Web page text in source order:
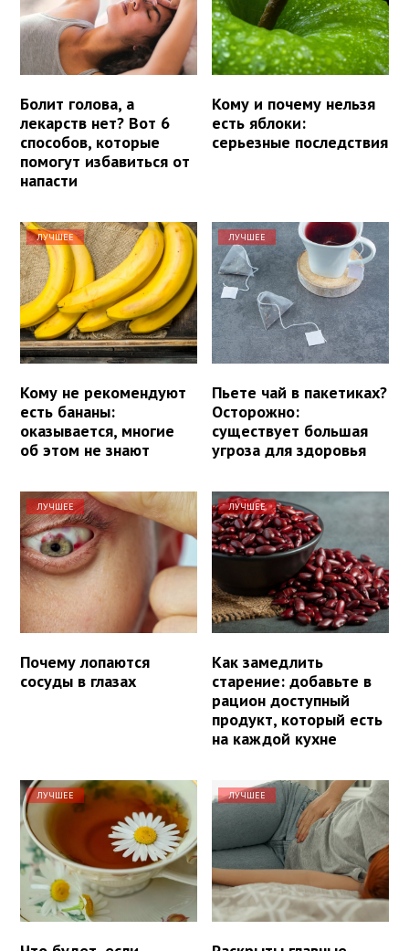
Болит голова, а
лекарств нет? Вот 6
способов, которые
помогут избавиться от
напасти
Кому и почему нельзя
есть яблоки:
серьезные последствия
ЛУЧШЕЕ
Кому не рекомендуют
есть бананы:
оказывается, многие
об этом не знают
ЛУЧШЕЕ
Пьете чай в пакетиках?
Осторожно:
существует большая
угроза для здоровья
ЛУЧШЕЕ
Почему лопаются
сосуды в глазах
ЛУЧШЕЕ
Как замедлить
старение: добавьте в
рацион доступный
продукт, который есть
на каждой кухне
ЛУЧШЕЕ ЛУЧШЕЕ